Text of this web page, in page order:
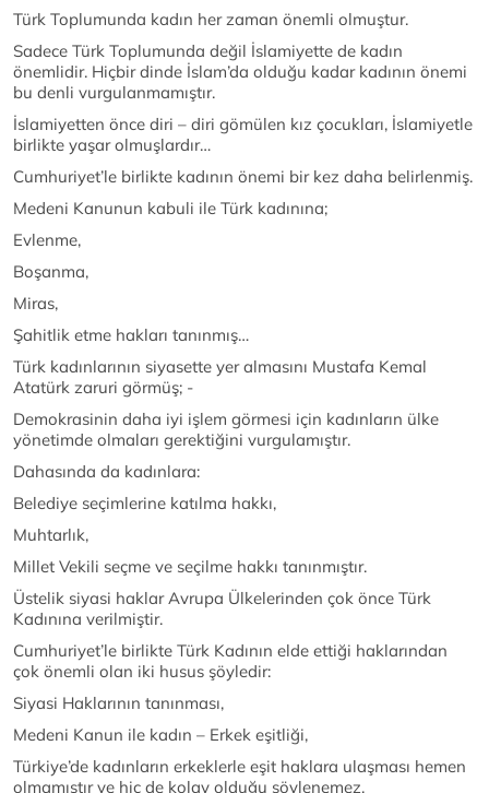
Türk Toplumunda kadın her zaman önemli olmuştur.
Sadece Türk Toplumunda değil İslamiyette de kadın
önemlidir. Hiçbir dinde İslam’da olduğu kadar kadının önemi
bu denli vurgulanmamıştır.
İslamiyetten önce diri – diri gömülen kız çocukları, İslamiyetle
birlikte yaşar olmuşlardır…
Cumhuriyet’le birlikte kadının önemi bir kez daha belirlenmiş.
Medeni Kanunun kabuli ile Türk kadınına;
Evlenme,
Boşanma,
Miras,
Şahitlik etme hakları tanınmış…
Türk kadınlarının siyasette yer almasını Mustafa Kemal
Atatürk zaruri görmüş; -
Demokrasinin daha iyi işlem görmesi için kadınların ülke
yönetimde olmaları gerektiğini vurgulamıştır.
Dahasında da kadınlara:
Belediye seçimlerine katılma hakkı,
Muhtarlık,
Millet Vekili seçme ve seçilme hakkı tanınmıştır.
Üstelik siyasi haklar Avrupa Ülkelerinden çok önce Türk
Kadınına verilmiştir.
Cumhuriyet’le birlikte Türk Kadının elde ettiği haklarından
çok önemli olan iki husus şöyledir:
Siyasi Haklarının tanınması,
Medeni Kanun ile kadın – Erkek eşitliği,
Türkiye’de kadınların erkeklerle eşit haklara ulaşması hemen
olmamıştır ve hiç de kolay olduğu söylenemez.